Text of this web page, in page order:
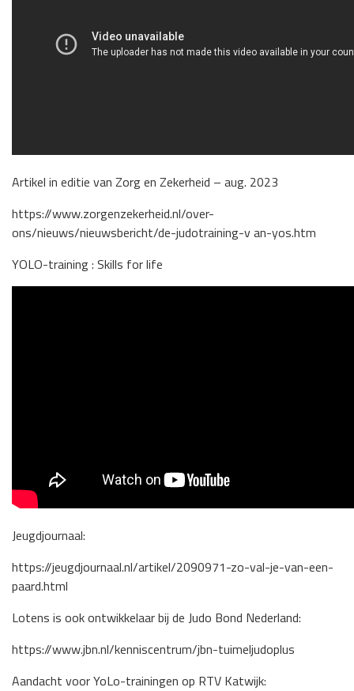
Artikel in editie van Zorg en Zekerheid – aug. 2023
https://www.zorgenzekerheid.nl/over-
ons/nieuws/nieuwsbericht/de-judotraining-v an-yos.htm
YOLO-training : Skills for life
Jeugdjournaal:
https://jeugdjournaal.nl/artikel/2090971-zo-val-je-van-een-
paard.html
Lotens is ook ontwikkelaar bij de Judo Bond Nederland:
https://www.jbn.nl/kenniscentrum/jbn-tuimeljudoplus
Aandacht voor YoLo-trainingen op RTV Katwijk: